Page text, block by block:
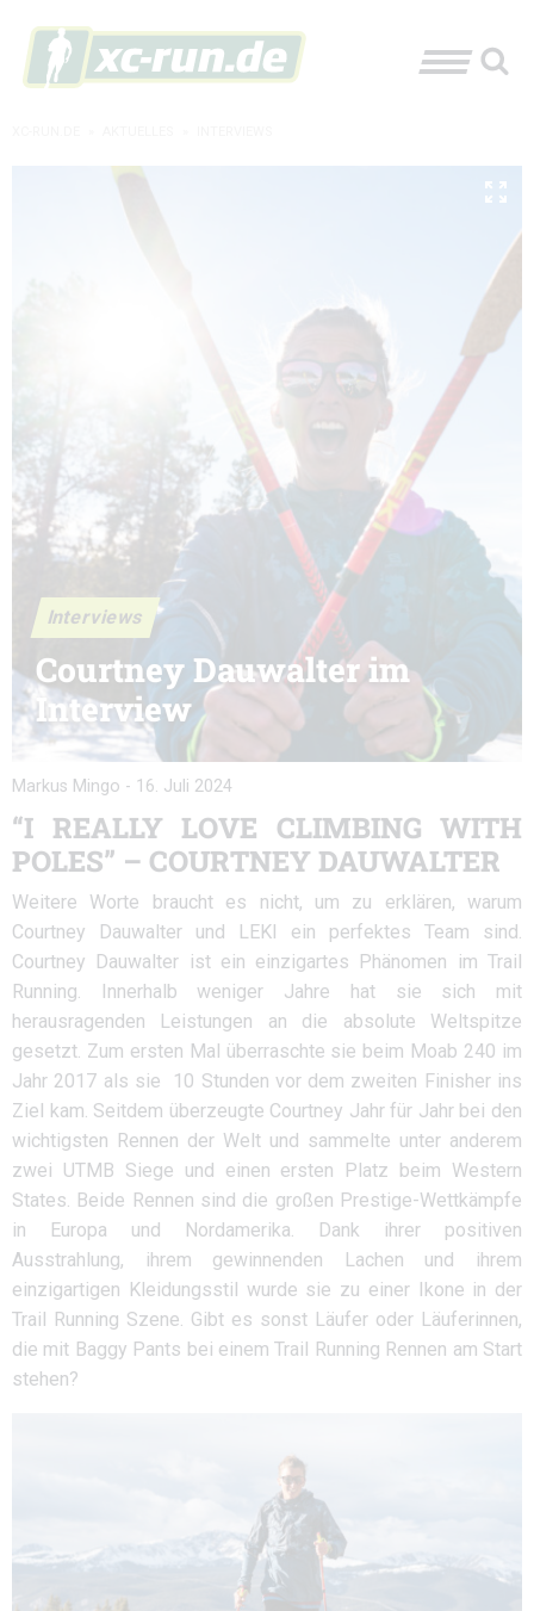
Interviews
Courtney Dauwalter im
Interview
Markus Mingo - 16. Juli 2024
“I REALLY LOVE CLIMBING WITH
POLES” – COURTNEY DAUWALTER
Weitere Worte braucht es nicht, um zu erklären, warum
Courtney Dauwalter und LEKI ein perfektes Team sind.
Courtney Dauwalter ist ein einzigartes Phänomen im Trail
Running. Innerhalb weniger Jahre hat sie sich mit
herausragenden Leistungen an die absolute Weltspitze
gesetzt. Zum ersten Mal überraschte sie beim Moab 240 im
Jahr 2017 als sie 10 Stunden vor dem zweiten Finisher ins
Ziel kam. Seitdem überzeugte Courtney Jahr für Jahr bei den
wichtigsten Rennen der Welt und sammelte unter anderem
zwei UTMB Siege und einen ersten Platz beim Western
States. Beide Rennen sind die großen Prestige-Wettkämpfe
in Europa und Nordamerika. Dank ihrer positiven
Ausstrahlung, ihrem gewinnenden Lachen und ihrem
einzigartigen Kleidungsstil wurde sie zu einer Ikone in der
Trail Running Szene. Gibt es sonst Läufer oder Läuferinnen,
die mit Baggy Pants bei einem Trail Running Rennen am Start
stehen?